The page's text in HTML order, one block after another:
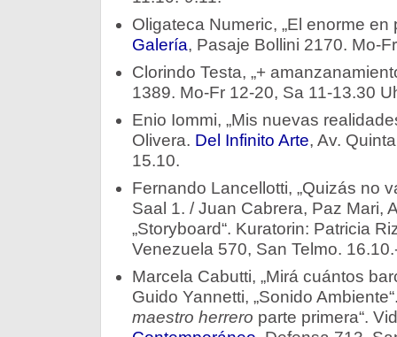
Oligateca Numeric, „El enorme en
Galería, Pasaje Bollini 2170. Mo-
Clorindo Testa, „+
1389. Mo-Fr 12-20, Sa 11-13.30
Enio Iommi, „Mis nuevas
Olivera. Del Infinito Arte, Av.
15.10.
Fernando Lancellotti, „Quizás no
Saal 1. / Juan Cabrera, Paz Mari,
„Storyboard“. Kuratorin: Patricia
Venezuela 570, San Telmo.
Marcela Cabutti, „Mirá cuántos
Guido Yannetti, „Sonido
maestro herrero parte primera“.